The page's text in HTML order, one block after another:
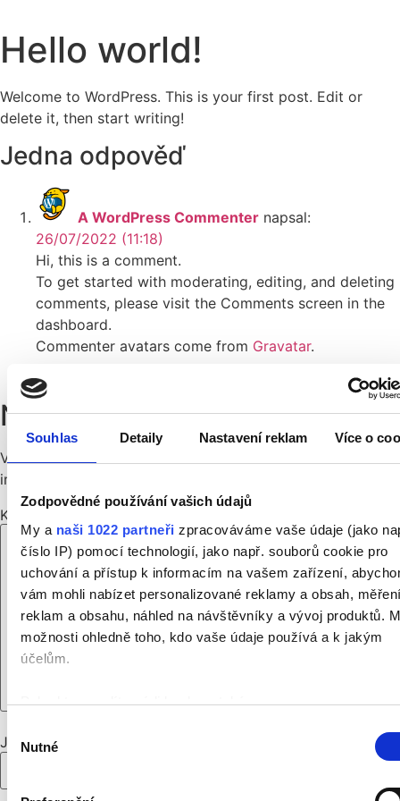
Souhlas Detaily Nastavení reklam Více o
Zodpovědné používání vašich údajů
My a naši 1022 partneři zpracováváme vaše údaje (jako
číslo IP) pomocí technologií, jako např. souborů cookie pro
uchování a přístup k informacím na vašem zařízení,
vám mohli nabízet personalizované reklamy a obsah,
reklam a obsahu, náhled na návštěvníky a vývoj produktů.
možnosti ohledně toho, kdo vaše údaje používá a k jakým
účelům.
Pokud to povolíte, rádi bychom také:
které mohou být přesné na několik metrů
souhlasu
Nutné
obsahu
Hello world!
Welcome to WordPress. This is your first post. Edit or
delete it, then start writing!
Jedna odpověď
A WordPress Commenter napsal:
26/07/2022 (11:18)
Hi, this is a comment.
To get started with moderating, editing, and deleting
comments, please visit the Comments screen in the
dashboard.
Commenter avatars come from Gravatar.
Odpovědět
Napsat komentář
Vaše e-mailová adresa nebude zveřejněna.
informace jsou označeny
Komentář
Jméno*